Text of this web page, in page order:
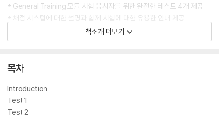
* General Training 모듈 시험 응시자를 위한 완전한 테스트 4개 제공
* 채점 시스템에 대한 설명과 함께 시험에 대한 유용한 안내 제공
* 핵심 대답과 녹음 스크립트 제공
* 복사 가능한 모의 답안지를 사용하여 연습 가능
코드를 통해 공식사이트(http://esource.cambridge.org)에서 오디
Authentic examination papers from Cambridge Assessment E
책소개 더보기
목차
Introduction
Test 1
Test 2